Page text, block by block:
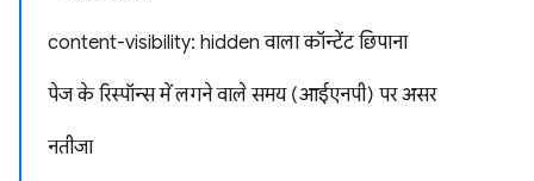
content-visibility: hidden वाला कॉन्टेंट छिपाना
पेज के रिस्पॉन्स में लगने वाले समय (आईएनपी) पर असर
नतीजा